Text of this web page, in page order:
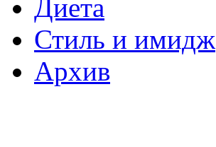
Диета
Стиль и имидж
Архив